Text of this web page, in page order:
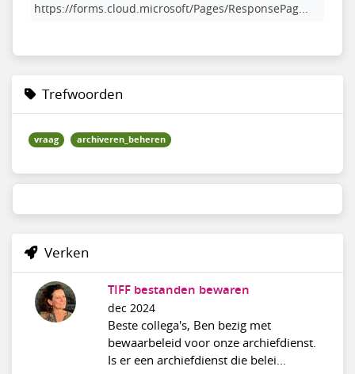
https://forms.cloud.microsoft/Pages/ResponsePag...
Trefwoorden
vraag archiveren_beheren
Verken
TIFF bestanden bewaren
dec 2024
Beste collega's, Ben bezig met
bewaarbeleid voor onze archiefdienst.
Is er een archiefdienst die belei...